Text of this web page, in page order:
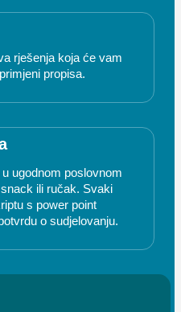
rješenja koja će vam
propisa.
ugodnom poslovnom
ili ručak. Svaki
s power point
o sudjelovanju.